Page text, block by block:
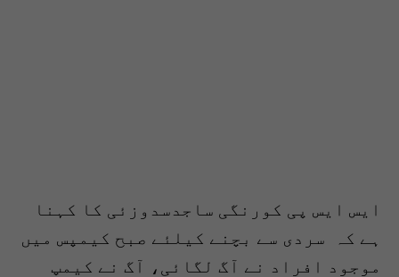
ایس ایس پی کورنگی ساجدسدوزئی کا کہنا
ہے کہ سردی سے بچنے کیلئے صبح کیمپس میں
موجود افراد نے آگ لگائی، آگ نے کیمپ